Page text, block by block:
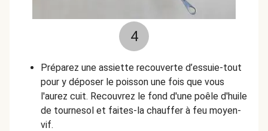
4
Préparez une assiette recouverte d’essuie-tout
pour y déposer le poisson une fois que vous
l'aurez cuit. Recouvrez le fond d'une poêle d'huile
de tournesol et faites-la chauffer à feu moyen-
vif.